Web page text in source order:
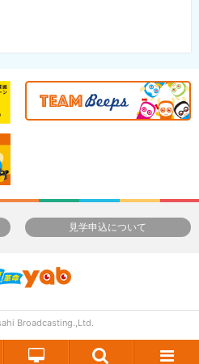
見学申込について
Broadcasting.,Ltd.